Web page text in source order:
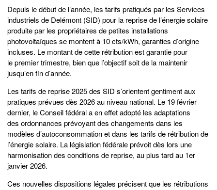
Depuis le début de l’année, les tarifs pratiqués par les Services
industriels de Delémont (SID) pour la reprise de l’énergie solaire
produite par les propriétaires de petites installations
photovoltaïques se montent à 10 cts/kWh, garanties d’origine
incluses. Le montant de cette rétribution est garantie pour
le premier trimestre, bien que l’objectif soit de la maintenir
jusqu’en fin d’année.
Les tarifs de reprise 2025 des SID s’orientent gentiment aux
pratiques prévues dès 2026 au niveau national. Le 19 février
dernier, le Conseil fédéral a en effet adopté les adaptations
des ordonnances prévoyant des changements dans les
modèles d’autoconsommation et dans les tarifs de rétribution de
l’énergie solaire. La législation fédérale prévoit dès lors une
harmonisation des conditions de reprise, au plus tard au 1er
janvier 2026.
Ces nouvelles dispositions légales précisent que les rétributions